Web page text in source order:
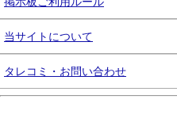
当サイトについて
タレコミ・お問い合わせ